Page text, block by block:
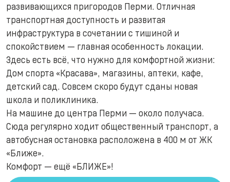
развивающихся пригородов Перми. Отличная
транспортная доступность и развитая
инфраструктура в сочетании с тишиной и
спокойствием — главная особенность локации.
Здесь есть всё, что нужно для комфортной жизни:
Дом спорта «Красава», магазины, аптеки, кафе,
детский сад. Совсем скоро будут сданы новая
школа и поликлиника.
На машине до центра Перми — около получаса.
Сюда регулярно ходит общественный транспорт, а
автобусная остановка расположена в 400 м от ЖК
«Ближе».
Комфорт — ещё «БЛИЖЕ»!